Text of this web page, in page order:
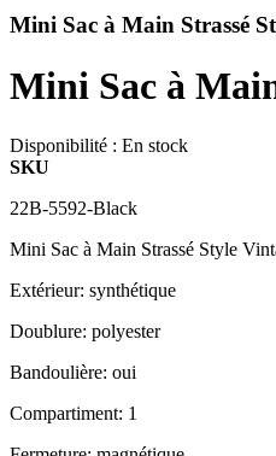
Mini Sac à Main Strassé
Mini Sac à
Disponibilité : En stock
SKU
22B-5592-Black
Mini Sac à Main Strassé Style
Extérieur: synthétique
Doublure: polyester
Bandoulière: oui
Compartiment: 1